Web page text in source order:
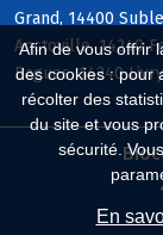
Afin de vous offrir
des cookies : pour
récolter des
du site et vous
sécurité.
En
Grand, 14400
Anctoville, 14240
Bagues, 14240 Livry